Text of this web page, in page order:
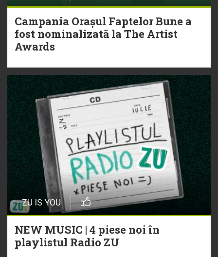
Campania Orașul Faptelor Bune a
fost nominalizată la The Artist
Awards
ZU IS YOU
NEW MUSIC | 4 piese noi în
playlistul Radio ZU